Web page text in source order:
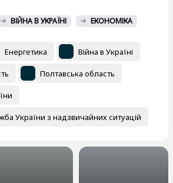
ВІЙНА В УКРАЇНІ ЕКОНОМІКА
Енергетика Війна в Україні
Полтавська область
України з надзвичайних ситуацій